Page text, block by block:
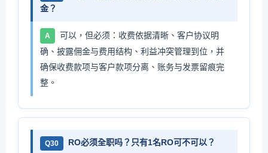
金？
A
可以，但必须：收费依据清晰、客户协议明
确、披露佣金与费用结构、利益冲突管理到位，并
确保收费款项与客户款项分离、账务与发票留痕完
整。
Q30 RO必须全职吗？只有1名RO可不可以？